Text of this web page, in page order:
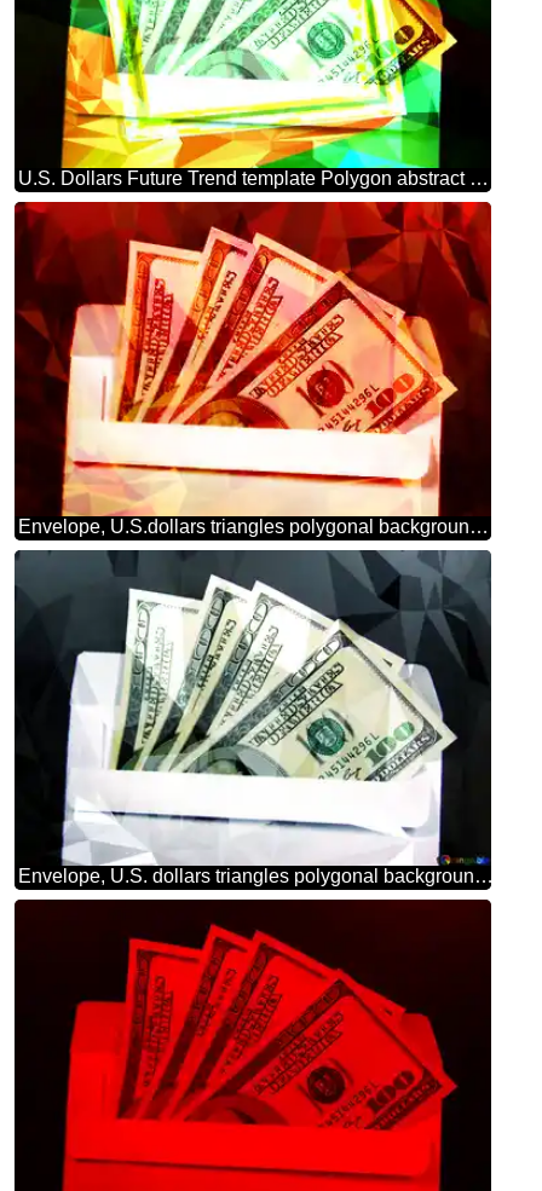
U.S. Dollars Future Trend template Polygon abstract geometrical background with triangles
Envelope, U.S.dollars triangles polygonal background hot red
Envelope, U.S. dollars triangles polygonal background techno color